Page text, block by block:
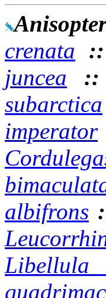
crenata
juncea
subarctica
imperator
albifrons
Libellula